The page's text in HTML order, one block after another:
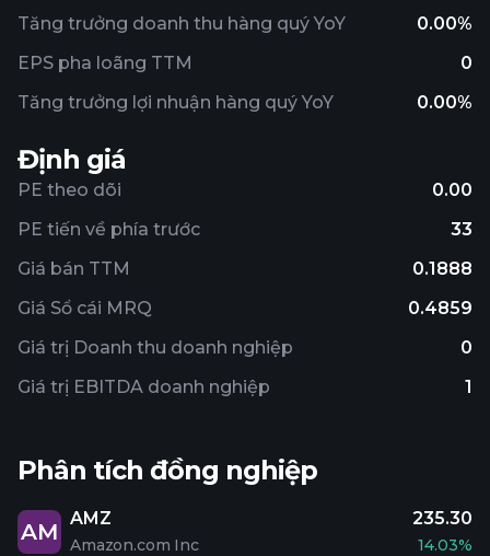
Tăng trưởng doanh thu hàng quý YoY
0.00%
EPS pha loãng TTM
0
Tăng trưởng lợi nhuận hàng quý YoY
0.00%
Định giá
PE theo dõi
0.00
PE tiến về phía trước
33
Giá bán TTM
0.1888
Giá Sổ cái MRQ
0.4859
Giá trị Doanh thu doanh nghiệp
0
Giá trị EBITDA doanh nghiệp
1
Phân tích đồng nghiệp
AM
AMZ
Amazon.com Inc
235.30
14.03%